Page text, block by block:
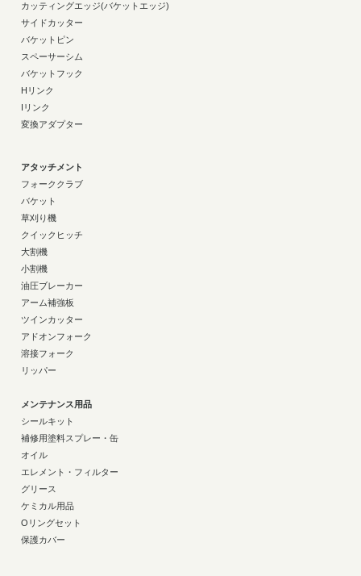
カッティングエッジ(バケットエッジ)
サイドカッター
バケットピン
スペーサーシム
バケットフック
Hリンク
Iリンク
変換アダプター
アタッチメント
フォーククラブ
バケット
草刈り機
クイックヒッチ
大割機
小割機
油圧ブレーカー
アーム補強板
ツインカッター
アドオンフォーク
溶接フォーク
リッパー
メンテナンス用品
シールキット
補修用塗料スプレー・缶
オイル
エレメント・フィルター
グリース
ケミカル用品
Oリングセット
保護カバー